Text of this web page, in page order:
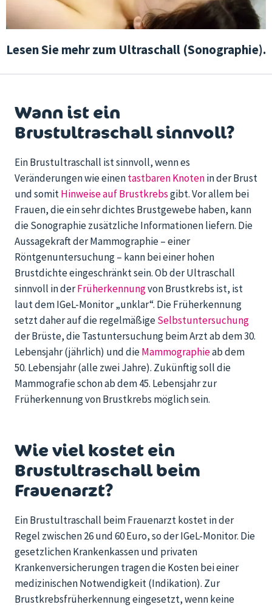
Lesen Sie mehr zum Ultraschall (Sonographie).
Wann ist ein
Brustultraschall sinnvoll?
Ein Brustultraschall ist sinnvoll, wenn es
Veränderungen wie einentastbaren Knotenin der Brust
und somitHinweise auf Brustkrebsgibt. Vor allem bei
Frauen, die ein sehr dichtes Brustgewebe haben, kann
die Sonographie zusätzliche Informationen liefern. Die
Aussagekraft der Mammographie – einer
Röntgenuntersuchung – kann bei einer hohen
Brustdichte eingeschränkt sein. Ob der Ultraschall
sinnvoll in derFrüherkennungvon Brustkrebs ist, ist
laut dem IGeL-Monitor „unklar“. Die Früherkennung
setzt daher auf die regelmäßigeSelbstuntersuchung
der Brüste, die Tastuntersuchung beim Arzt ab dem 30.
Lebensjahr (jährlich) und dieMammographieab dem
50. Lebensjahr (alle zwei Jahre). Zukünftig soll die
Mammografie schon ab dem 45. Lebensjahr zur
Früherkennung von Brustkrebs möglich sein.
Wie viel kostet ein
Brustultraschall beim
Frauenarzt?
Ein Brustultraschall beim Frauenarzt kostet in der
Regel zwischen 26 und 60 Euro, so der IGeL-Monitor. Die
gesetzlichen Krankenkassen und privaten
Krankenversicherungen tragen die Kosten bei einer
medizinischen Notwendigkeit (Indikation). Zur
Brustkrebsfrüherkennung eingesetzt, wenn keine